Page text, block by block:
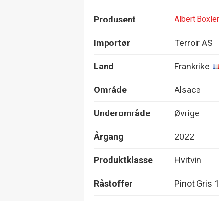
Produsent Albert Boxler
Importør Terroir AS
Land Frankrike
Område Alsace
Underområde Øvrige
Årgang 2022
Produktklasse Hvitvin
Råstoffer Pinot Gris